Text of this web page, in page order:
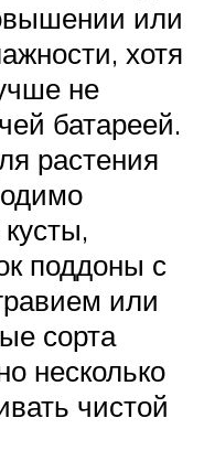
или
хотя
не
батареей.
растения
поддоны с
или
сорта
несколько
чистой